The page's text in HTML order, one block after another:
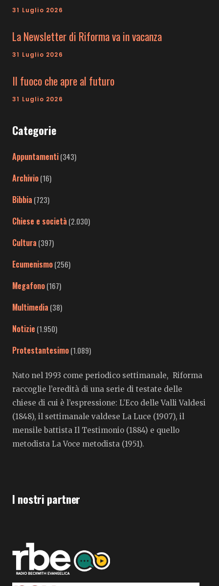
31 Luglio 2026
La Newsletter di Riforma va in vacanza
31 Luglio 2026
Il fuoco che apre al futuro
31 Luglio 2026
Categorie
Appuntamenti(343)
Archivio(16)
Bibbia (723)
Chiese e società (2.030)
Cultura (397)
Ecumenismo(256)
Megafono(167)
Multimedia (38)
Notizie (1.950)
Protestantesimo(1.089)
Nato nel 1993 come periodico settimanale, Riforma
raccoglie l’eredità di una serie di testate delle
chiese di cui è l’espressione: L’Eco delle Valli Valdesi
(1848), il settimanale valdese La Luce (1907), il
mensile battista Il Testimonio (1884) e quello
metodista La Voce metodista (1951).
I nostri partner